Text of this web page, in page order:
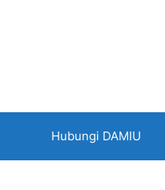
Hubungi DAMIU